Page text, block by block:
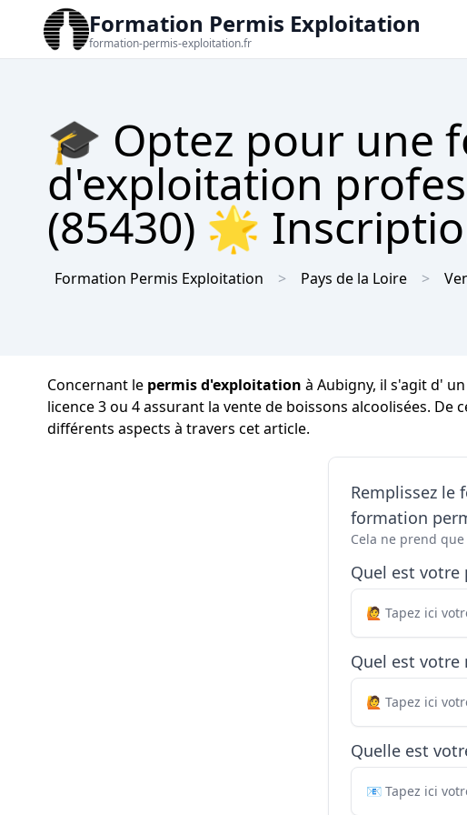
Formation Permis Exploitation
formation-permis-exploitation.fr
🎓 Optez pour une
d'exploitation
(85430) 🌟
Formation Permis Exploitation Pays de la Loire
Concernant le permis d'exploitation à Aubigny, il s'agit d'
licence 3 ou 4 assurant la vente de boissons alcoolisées.
différents aspects à travers cet article.
Remplissez le
formation
Cela ne prend
Quel est votre
Quel est votre
Quelle est